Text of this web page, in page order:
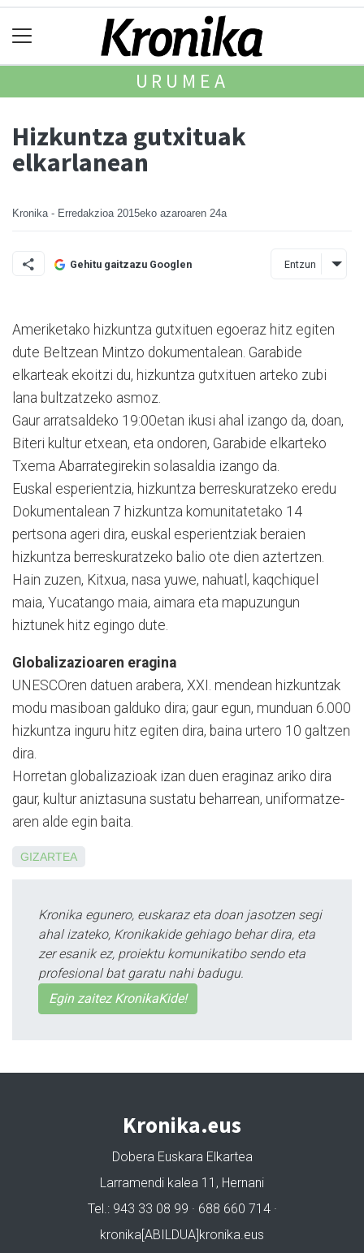
URUMEA
Hizkuntza gutxituak
elkarlanean
Kronika - Erredakzioa 2015eko azaroaren 24a
Gehitu gaitzazu Googlen Entzun
Ameriketako hizkuntza gu­txi­tuen egoeraz hitz egiten
du­te Beltzean Mintzo doku­men­ta­lean. Garabide
elkarteak ekoi­tzi du, hizkuntza gu­txi­tu­en arteko zubi
lana bultza­tze­ko asmoz.
Gaur arratsaldeko 19:00e­tan ikusi ahal izango da, doan,
Bi­teri kultur etxean, eta on­do­ren, Garabide elkarteko
Txema Abarrategirekin sola­saldia izango da.
Euskal esperientzia, hizkuntza berreskuratzeko eredu
Dokumentalean 7 hizkuntza ko­munitatetako 14
pertsona ageri dira, euskal esperien­tzi­ak beraien
hizkuntza berres­ku­ratzeko balio ote dien aztertzen.
Hain zuzen, Kitxua, nasa yuwe, nahuatl, kaqchi­quel
maia, Yucatango maia, aimara eta mapuzungun
hiztunek hitz egingo dute.
Globalizazioaren eragina
UNESCOren datuen arabera, XXI. mendean hizkuntzak
mo­du masiboan galduko dira; gaur egun, munduan 6.000
hiz­kuntza inguru hitz egiten dira, baina urtero 10 galtzen
dira.
Horretan globalizazioak izan duen eraginaz ariko dira
gaur, kultur aniztasuna sus­tatu beha­rrean, uniformatze­
aren alde egin baita.
GIZARTEA
Kronika egunero, euskaraz eta doan jasotzen segi
ahal izateko, Kronikakide gehiago behar dira, eta
zer esanik ez, proiektu komunikatibo sendo eta
profesional bat garatu nahi badugu.
Egin zaitez KronikaKide!
Kronika.eus
Dobera Euskara Elkartea
Larramendi kalea 11, Hernani
Tel.: 943 33 08 99 · 688 660 714 ·
kronika[ABILDUA]kronika.eus